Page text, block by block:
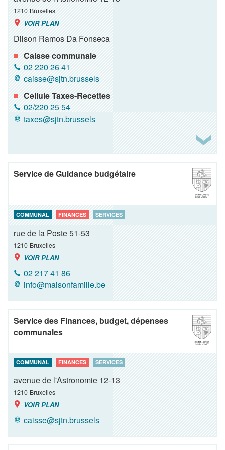
1210 Bruxelles
VOIR PLAN
Dilson Ramos Da Fonseca
Caisse communale
02 220 26 41
caisse@sjtn.brussels
Cellule Taxes-Recettes
02/220 25 54
taxes@sjtn.brussels
Service de Guidance budgétaire
COMMUNAL FINANCES SERVICES
rue de la Poste 51-53
1210 Bruxelles
VOIR PLAN
02 217 41 86
info@maisonfamille.be
Service des Finances, budget, dépenses
communales
COMMUNAL FINANCES SERVICES
avenue de l'Astronomie 12-13
1210 Bruxelles
VOIR PLAN
caisse@sjtn.brussels